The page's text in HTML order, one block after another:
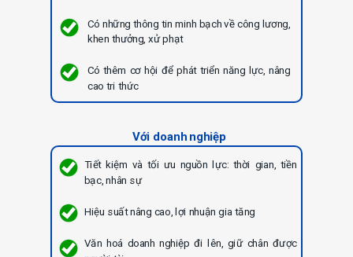
Có những thông tin minh bạch về công lương,
khen thưởng, xử phạt
Có thêm cơ hội để phát triển năng lực, nâng
cao tri thức
Với doanh nghiệp
Tiết kiệm và tối ưu nguồn lực: thời gian, tiền
bạc, nhân sự
Hiệu suất nâng cao, lợi nhuận gia tăng
Văn hoá doanh nghiệp đi lên, giữ chân được